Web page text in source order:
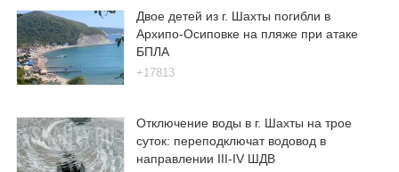
Двое детей из г. Шахты погибли в
Архипо-Осиповке на пляже при атаке
БПЛА
+17813
Отключение воды в г. Шахты на трое
суток: переподключат водовод в
направлении III-IV ШДВ